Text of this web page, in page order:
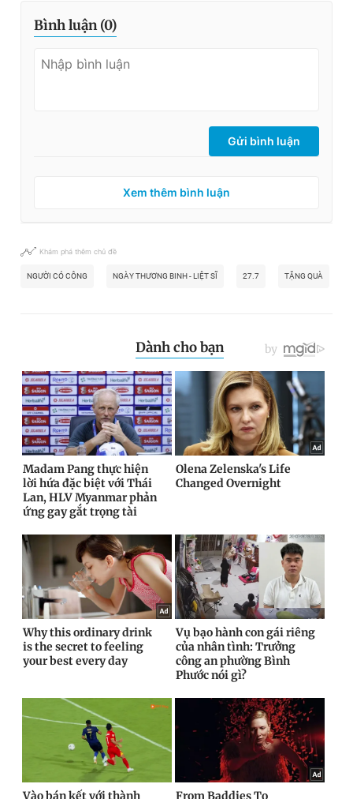
Bình luận (0)
Gửi bình luận
Xem thêm bình luận
Khám phá thêm chủ đề
NGƯỜI CÓ CÔNG NGÀY THƯƠNG BINH - LIỆT SĨ 27.7 TẶNG QUÀ